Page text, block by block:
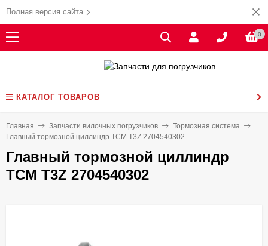
Полная версия сайта
0
КАТАЛОГ ТОВАРОВ
Главная Запчасти вилочных погрузчиков
Тормозная система
Главный тормозной циллиндр TCM T3Z 2704540302
Главный тормозной циллиндр
TCM T3Z 2704540302